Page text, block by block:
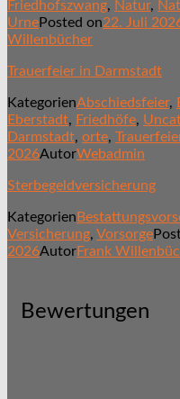
Friedhofszwang, Natur,
UrnePosted on22. Juli
Willenbücher
Trauerfeier in Darmstadt
KategorienAbschiedsfeier,
Eberstadt, Friedhöfe,
Darmstadt, orte,
2026AutorWebadmin
Sterbegeldversicherung
Kategorien
Versicherung, Vorsorge
2026AutorFrank
Bewertungen